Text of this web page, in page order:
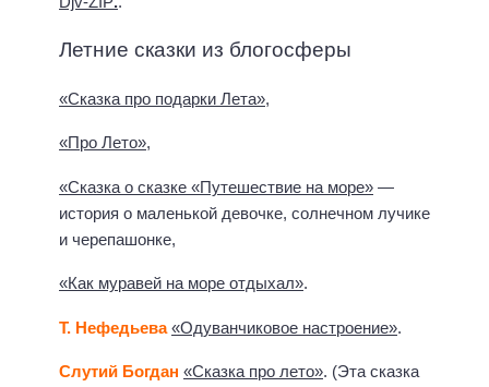
Летние сказки из блогосферы
«Сказка про подарки Лета»,
«Про Лето»,
«Сказка о сказке «Путешествие на море» —
история о маленькой девочке, солнечном лучике
и черепашонке,
«Как муравей на море отдыхал».
Т. Нефедьева «Одуванчиковое настроение».
Слутий Богдан «Сказка про лето». (Эта сказка